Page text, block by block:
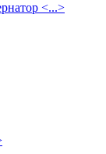
<...>